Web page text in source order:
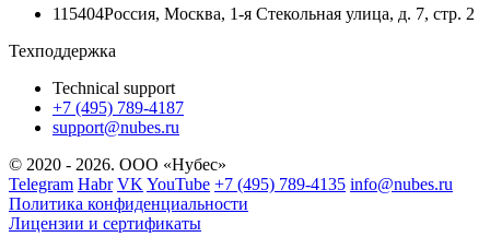
115404Россия, Москва, 1-я Стекольная улица, д. 7, стр. 2
Техподдержка
Technical support
+7 (495) 789-4187
support@nubes.ru
© 2020 - 2026. ООО «Нубес»
Telegram Habr VK YouTube +7 (495) 789-4135 info@nubes.ru
Политика конфиденциальности
Лицензии и сертификаты